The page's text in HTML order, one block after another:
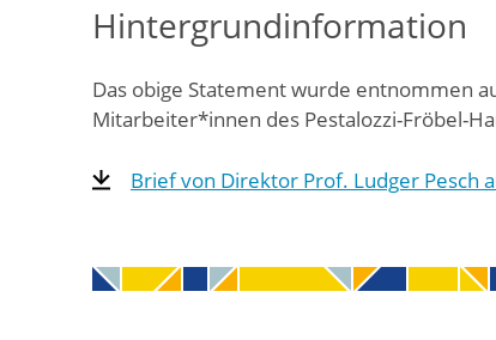
Hintergrundinformation
Das obige Statement wurde entnommen
Mitarbeiter*innen des Pestalozzi-Fröbel-
Brief von Direktor Prof. Ludger Pesch